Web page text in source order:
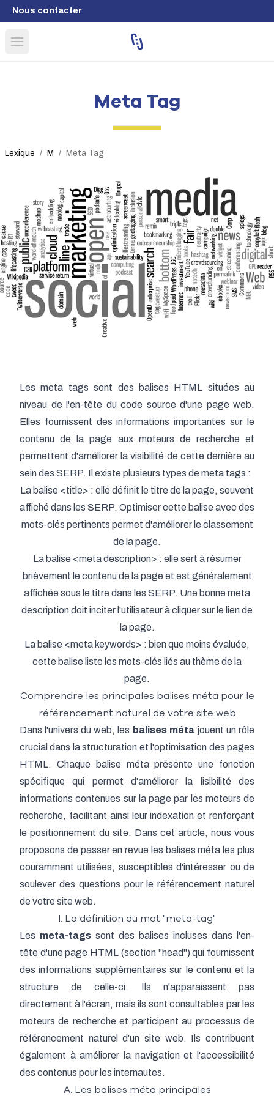
Nous contacter
Open main menu
Meta Tag
Lexique / M / Meta Tag
Les meta tags sont des balises HTML situées au
niveau de l'en-tête du code source d'une page web.
Elles fournissent des informations importantes sur le
contenu de la page aux moteurs de recherche et
permettent d'améliorer la visibilité de cette dernière au
sein des SERP. Il existe plusieurs types de meta tags :
La balise <title> : elle définit le titre de la page, souvent
affiché dans les SERP. Optimiser cette balise avec des
mots-clés pertinents permet d'améliorer le classement
de la page.
La balise <meta description> : elle sert à résumer
brièvement le contenu de la page et est généralement
affichée sous le titre dans les SERP. Une bonne meta
description doit inciter l'utilisateur à cliquer sur le lien de
la page.
La balise <meta keywords> : bien que moins évaluée,
cette balise liste les mots-clés liés au thème de la
page.
Comprendre les principales balises méta pour le
référencement naturel de votre site web
Dans l'univers du web, les balises métajouent un rôle
crucial dans la structuration et l'optimisation des pages
HTML. Chaque balise méta présente une fonction
spécifique qui permet d'améliorer la lisibilité des
informations contenues sur la page par les moteurs de
recherche, facilitant ainsi leur indexation et renforçant
le positionnement du site. Dans cet article, nous vous
proposons de passer en revue les balises méta les plus
couramment utilisées, susceptibles d'intéresser ou de
soulever des questions pour le référencement naturel
de votre site web.
I. La définition du mot "meta-tag"
Les meta-tags sont des balises incluses dans l'en-
tête d'une page HTML (section "head") qui fournissent
des informations supplémentaires sur le contenu et la
structure de celle-ci. Ils n'apparaissent pas
directement à l'écran, mais ils sont consultables par les
moteurs de recherche et participent au processus de
référencement naturel d'un site web. Ils contribuent
également à améliorer la navigation et l'accessibilité
des contenus pour les internautes.
A. Les balises méta principales